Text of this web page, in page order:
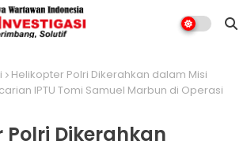
Helikopter Polri Dikerahkan dalam Misi
IPTU Tomi Samuel Marbun di Operasi
Polri Dikerahkan